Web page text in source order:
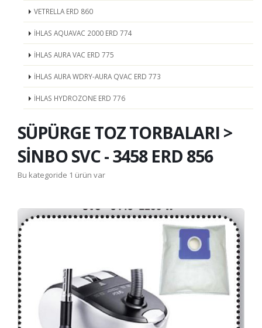
VETRELLA ERD 860
İHLAS AQUAVAC 2000 ERD 774
İHLAS AURA VAC ERD 775
İHLAS AURA WDRY-AURA QVAC ERD 773
İHLAS HYDROZONE ERD 776
SÜPÜRGE TOZ TORBALARI >
SİNBO SVC - 3458 ERD 856
Bu kategoride 1 ürün var